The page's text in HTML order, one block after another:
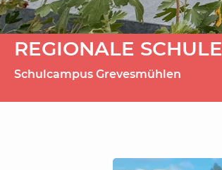
REGIONALE SCHULE
Schulcampus Grevesmühlen